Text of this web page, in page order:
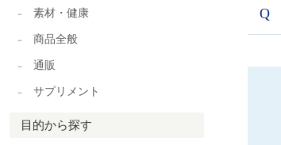
素材・健康
商品全般
通販
サプリメント
目的から探す